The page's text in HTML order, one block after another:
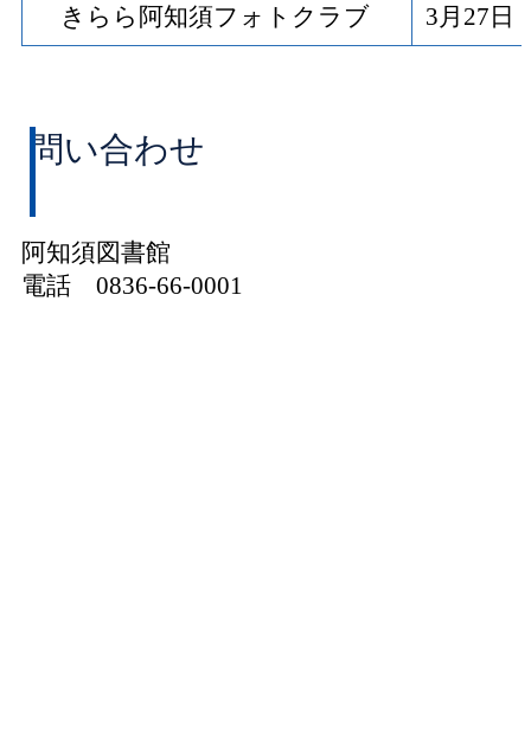
きらら阿知須フォトクラブ
3月27日
問い合わせ
阿知須図書館
電話 0836-66-0001